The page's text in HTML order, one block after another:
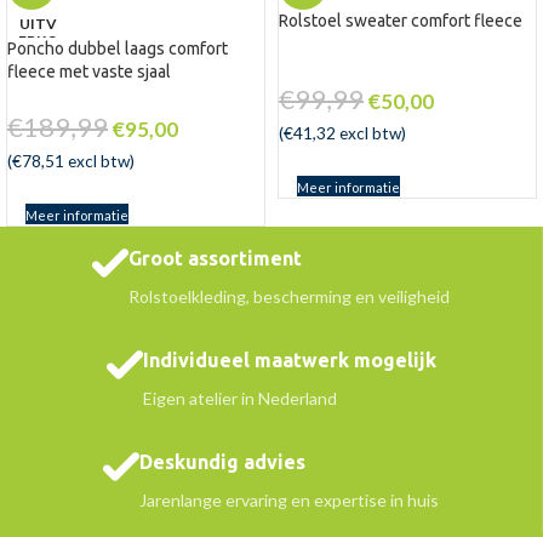
UITV
ERKO
CHT
Poncho dubbel laags comfort
fleece met vaste sjaal
€189,99€95,00
(€78,51 excl btw)
Meer informatie
Rolstoel sweater comfort fleece
€99,99€50,00
(€41,32 excl btw)
Meer informatie
Groot assortiment
Rolstoelkleding, bescherming en veiligheid
Individueel maatwerk mogelijk
Eigen atelier in Nederland
Deskundig advies
Jarenlange ervaring en expertise in huis